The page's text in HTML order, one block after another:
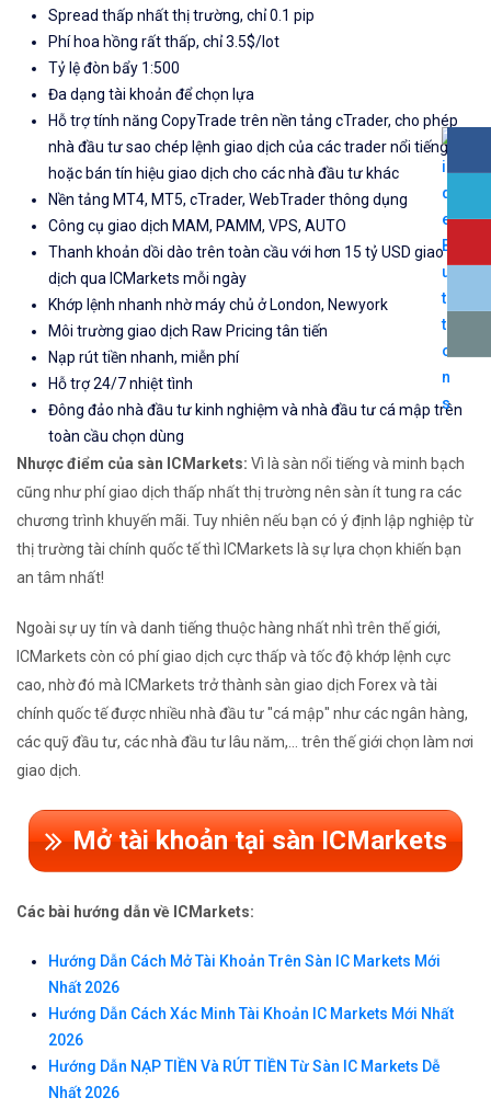
Spread thấp nhất thị trường, chỉ 0.1 pip
Phí hoa hồng rất thấp, chỉ 3.5$/lot
Tỷ lệ đòn bẩy 1:500
Đa dạng tài khoản để chọn lựa
Hỗ trợ tính năng CopyTrade trên nền tảng cTrader, cho phép
nhà đầu tư sao chép lệnh giao dịch của các trader nổi tiếng
hoặc bán tín hiệu giao dịch cho các nhà đầu tư khác
Nền tảng MT4, MT5, cTrader, WebTrader thông dụng
Công cụ giao dịch MAM, PAMM, VPS, AUTO
Thanh khoản dồi dào trên toàn cầu với hơn 15 tỷ USD giao
dịch qua ICMarkets mỗi ngày
Khớp lệnh nhanh nhờ máy chủ ở London, Newyork
Môi trường giao dịch Raw Pricing tân tiến
Nạp rút tiền nhanh, miễn phí
Hỗ trợ 24/7 nhiệt tình
Đông đảo nhà đầu tư kinh nghiệm và nhà đầu tư cá mập trên
toàn cầu chọn dùng
Nhược điểm của sàn ICMarkets: Vì là sàn nổi tiếng và minh bạch
cũng như phí giao dịch thấp nhất thị trường nên sàn ít tung ra các
chương trình khuyến mãi. Tuy nhiên nếu bạn có ý định lập nghiệp từ
thị trường tài chính quốc tế thì ICMarkets là sự lựa chọn khiến bạn
an tâm nhất!
Ngoài sự uy tín và danh tiếng thuộc hàng nhất nhì trên thế giới,
ICMarkets còn có phí giao dịch cực thấp và tốc độ khớp lệnh cực
cao, nhờ đó mà ICMarkets trở thành sàn giao dịch Forex và tài
chính quốc tế được nhiều nhà đầu tư "cá mập" như các ngân hàng,
các quỹ đầu tư, các nhà đầu tư lâu năm,... trên thế giới chọn làm nơi
giao dịch.
Mở tài khoản tại sàn ICMarkets
Các bài hướng dẫn về ICMarkets:
Hướng Dẫn Cách Mở Tài Khoản Trên Sàn IC Markets Mới
Nhất 2026
Hướng Dẫn Cách Xác Minh Tài Khoản IC Markets Mới Nhất
2026
Hướng Dẫn NẠP TIỀN Và RÚT TIỀN Từ Sàn IC Markets Dễ
Nhất 2026